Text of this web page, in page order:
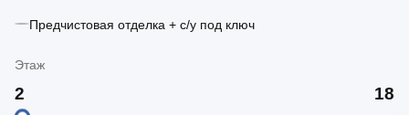
Предчистовая отделка + с/у под ключ
Этаж